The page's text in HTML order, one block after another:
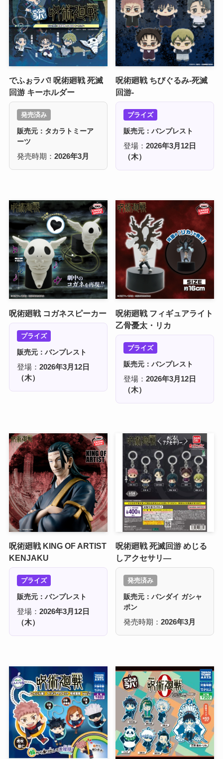
でふぉラバ! 呪術廻戦 死滅
回游 キーホルダー
発売済み
販売元：タカラトミーア
ーツ
発売時期： 2026年3月
呪術廻戦 ちびぐるみ-死滅
回游-
プライズ
販売元：バンプレスト
登場：2026年3月12日
（木）
呪術廻戦 コガネスピーカー
プライズ
販売元：バンプレスト
登場： 2026年3月12日
（木）
呪術廻戦 フィギュアライト
乙骨憂太・リカ
プライズ
販売元：バンプレスト
登場：2026年3月12日
（木）
呪術廻戦 KING OF ARTIST
KENJAKU
プライズ
販売元：バンプレスト
登場： 2026年3月12日
（木）
呪術廻戦 死滅回游 めじる
しアクセサリ―
発売済み
販売元：バンダイ ガシャ
ポン
発売時期：2026年3月